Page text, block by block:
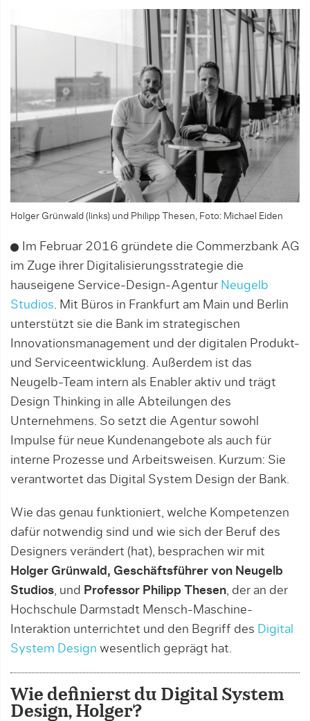
Holger Grünwald (links) und Philipp Thesen, Foto: Michael Eiden
Im Februar 2016 gründete die Commerzbank AG
im Zuge ihrer Digitalisierungsstrategie die
hauseigene Service-Design-Agentur Neugelb
Studios. Mit Büros in Frankfurt am Main und Berlin
unterstützt sie die Bank im strategischen
Innovationsmanagement und der digitalen Produkt-
und Serviceentwicklung. Außerdem ist das
Neugelb-Team intern als Enabler aktiv und trägt
Design Thinking in alle Abteilungen des
Unternehmens. So setzt die Agentur sowohl
Impulse für neue Kundenangebote als auch für
interne Prozesse und Arbeitsweisen. Kurzum: Sie
verantwortet das Digital System Design der Bank.
Wie das genau funktioniert, welche Kompetenzen
dafür notwendig sind und wie sich der Beruf des
Designers verändert (hat), besprachen wir mit
Holger Grünwald, Geschäftsführer von Neugelb
Studios, und Professor Philipp Thesen, der an der
Hochschule Darmstadt Mensch-Maschine-
Interaktion unterrichtet und den Begriff des Digital
System Design wesentlich geprägt hat.
Wie definierst du Digital System
Design, Holger?